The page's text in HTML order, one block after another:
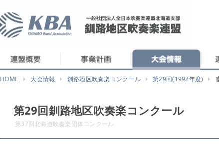
HOME 大会情報 釧路地区吹奏楽コンクール 第29回(1992年度)
第29回釧路地区吹奏楽コンクール
第37回北海道吹奏楽団体コンクール